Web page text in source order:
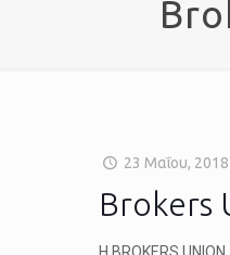
23 Μαΐου, 2018
Brokers